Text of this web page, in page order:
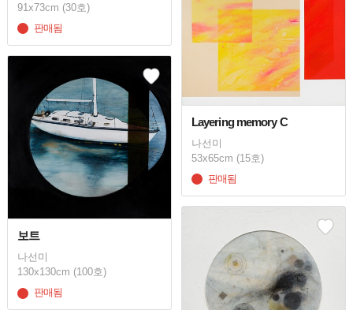
91x73cm (30호)
판매됨
Layering memory C
나선미
53x65cm (15호)
판매됨
보트
나선미
130x130cm (100호)
판매됨